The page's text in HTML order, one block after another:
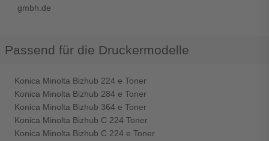
gmbh.de
Passend für die Druckermodelle
Konica Minolta Bizhub 224 e Toner
Konica Minolta Bizhub 284 e Toner
Konica Minolta Bizhub 364 e Toner
Konica Minolta Bizhub C 224 Toner
Konica Minolta Bizhub C 224 e Toner